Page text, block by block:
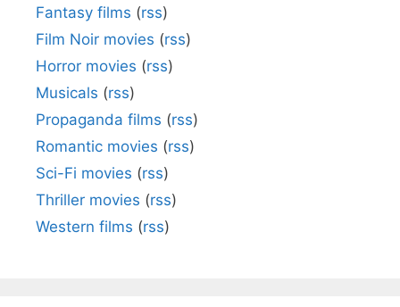
Fantasy films (rss)
Film Noir movies (rss)
Horror movies (rss)
Musicals (rss)
Propaganda films (rss)
Romantic movies (rss)
Sci-Fi movies (rss)
Thriller movies (rss)
Western films (rss)